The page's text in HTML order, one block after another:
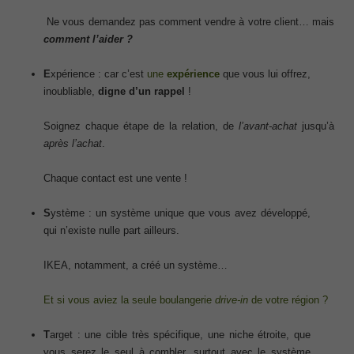
Ne vous demandez pas comment vendre à votre client… mais
comment l’aider ?
Expérience : car c’est une expérience que vous lui offrez,
inoubliable, digne d’un rappel !
Soignez chaque étape de la relation, de l’avant-achat jusqu’à
après l’achat
Chaque contact est une vente !
Système : un système unique que vous avez développé,
qui n’existe nulle part ailleurs.
IKEA, notamment, a créé un système…
Et si vous aviez la seule boulangerie drive-in de votre région ?
Target : une cible très spécifique, une niche étroite, que